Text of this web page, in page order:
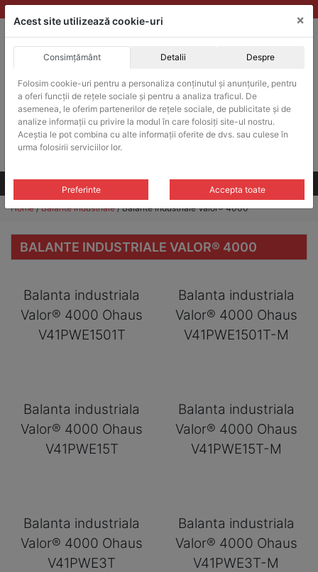
Skip
to
ACHIZITII PUBLICE
Produsele pot fi achizitionate si in sistemul SEAP / SICAP
Products
search
CAUTARE
Toate produsele
Home/Balante industriale/ Balante industriale Valor® 4000
BALANTE INDUSTRIALE VALOR® 4000
Balanta industriala
Valor® 4000 Ohaus
V41PWE1501T
Balanta industriala
Valor® 4000 Ohaus
V41PWE1501T-M
Balanta industriala
Valor® 4000 Ohaus
V41PWE15T
Balanta industriala
Valor® 4000 Ohaus
V41PWE15T-M
Balanta industriala
Valor® 4000 Ohaus
V41PWE3T
Balanta industriala
Valor® 4000 Ohaus
V41PWE3T-M
Acest site utilizează cookie-uri ×
Consimțământ Detalii Despre
Folosim cookie-uri pentru a personaliza conținutul și anunțurile, pentru
a oferi funcții de rețele sociale și pentru a analiza traficul. De
asemenea, le oferim partenerilor de rețele sociale, de publicitate și de
analize informații cu privire la modul în care folosiți site-ul nostru.
Aceștia le pot combina cu alte informații oferite de dvs. sau culese în
urma folosirii serviciilor lor.
Preferinte Accepta toate